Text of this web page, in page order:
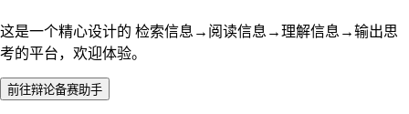
这是一个精心设计的 检索信息→阅读信息→理解信息→输出思
考的平台，欢迎体验。
前往辩论备赛助手